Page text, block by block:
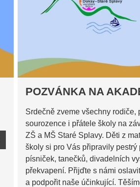
POZVÁNKA NA
Srdečně zveme všechny rodiče,
sourozence i přátele školy na
ZŠ a MŠ Staré Splavy. Děti z
školy si pro Vás připravily pestrý
písniček, tanečků, divadelních
překvapení. Přijďte s námi
a podpořit naše účinkující.